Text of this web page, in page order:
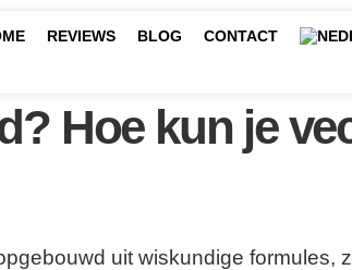
REVIEWS BLOG CONTACT
Hoe kun je
uit wiskundige